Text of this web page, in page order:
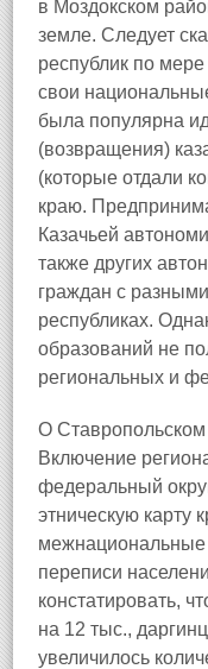
в Моздокском
земле. Следует
республик по
свои
была популярна
(возвращения)
(которые отдали
краю.
Казачьей
также других
граждан с
республиках.
образований не
региональных и
О Ставропольском
Включение
федеральный
этническую карту
межнациональные
переписи
констатировать,
на 12 тыс.,
увеличилось